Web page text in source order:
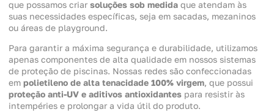
que possamos criar soluções sob medida que atendam às
suas necessidades específicas, seja em sacadas, mezaninos
ou áreas de playground.
Para garantir a máxima segurança e durabilidade, utilizamos
apenas componentes de alta qualidade em nossos sistemas
de proteção de piscinas. Nossas redes são confeccionadas
em polietileno de alta tenacidade 100% virgem, que possui
proteção anti-UV e aditivos antioxidantes para resistir às
intempéries e prolongar a vida útil do produto.